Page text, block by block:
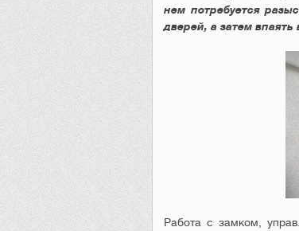
нем потребуется
дверей, а затем
Работа с замком,